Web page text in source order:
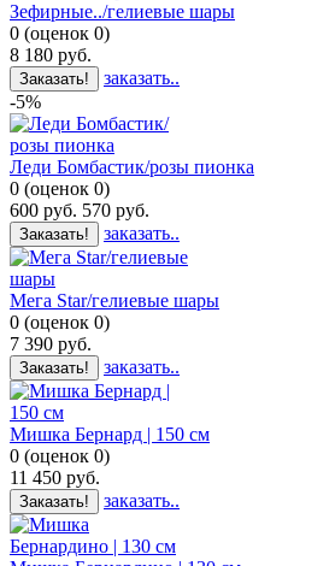
Зефирные../гелиевые шары
0 (оценок 0)
8 180 руб.
Заказать!
заказать..
-5%
Леди Бомбастик/розы пионка
0 (оценок 0)
600 руб. 570 руб.
Заказать! заказать..
Мега Star/гелиевые шары
0 (оценок 0)
7 390 руб.
Заказать! заказать..
Мишка Бернард | 150 см
0 (оценок 0)
11 450 руб.
Заказать! заказать..